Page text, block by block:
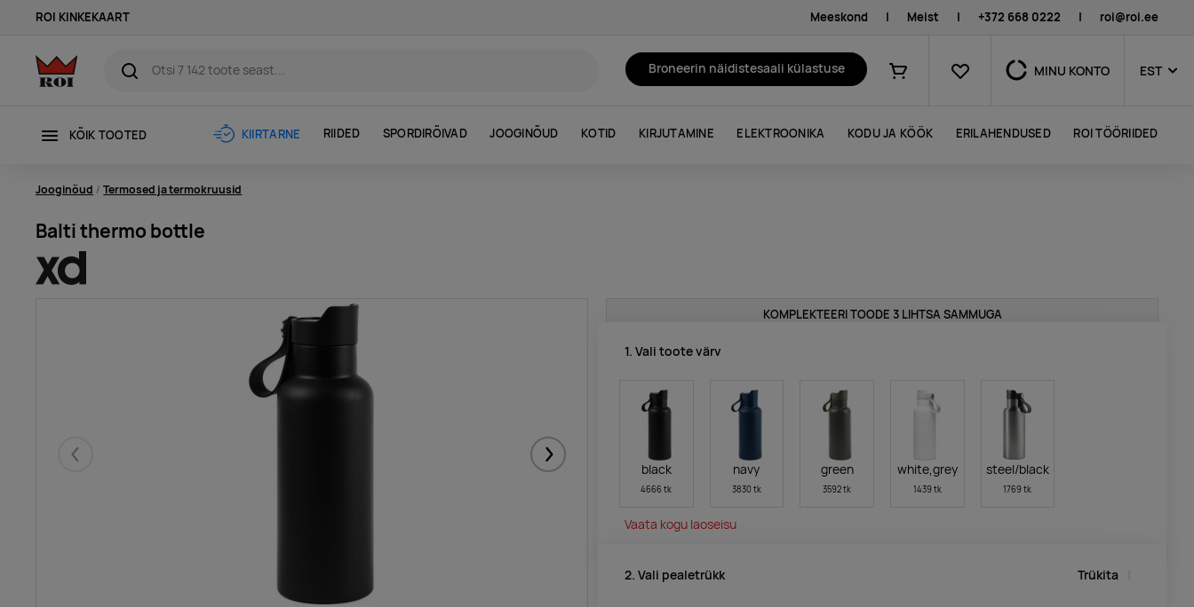
ROI KINKEKAART Meeskond | Meist | +372 668 0222 | roi@roi.ee
Broneerin näidistesaali külastuse
Ostukorv
Lemmikud MINU KONTO EST
KÕIK TOOTED KIIRTARNE RIIDED SPORDIRÕIVAD JOOGINÕUD KOTID KIRJUTAMINE ELEKTROONIKA KODU JA KÖÖK ERILAHENDUSED ROI TÖÖRIIDED
Jooginõud Termosed ja termokruusid
Balti thermo bottle
Eelmised Järgmised
KOMPLEKTEERI TOODE 3 LIHTSA SAMMUGA
1. Vali toote värv
black
4666 tk
navy
3830 tk
green
3592 tk
white,grey
1439 tk
steel/black
1769 tk
Vaata kogu laoseisu
2. Vali pealetrükk Trükita